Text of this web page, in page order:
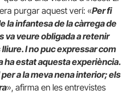
purgar aquest verí: «Per fi
la infantesa de la càrrega de
va veure obligada a retenir
I no puc expressar com
ha estat aquesta experiència.
a la meva nena interior; els
», afirma en les entrevistes